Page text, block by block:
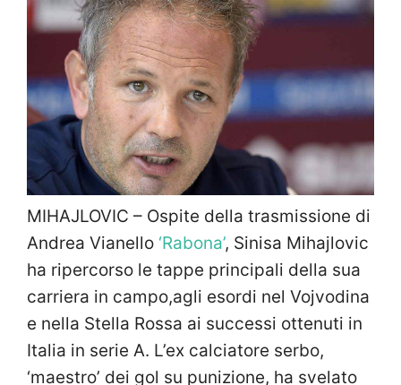
MIHAJLOVIC – Ospite della trasmissione di
Andrea Vianello ‘Rabona’, Sinisa Mihajlovic
ha ripercorso le tappe principali della sua
carriera in campo,agli esordi nel Vojvodina
e nella Stella Rossa ai successi ottenuti in
Italia in serie A. L’ex calciatore serbo,
‘maestro’ dei gol su punizione, ha svelato